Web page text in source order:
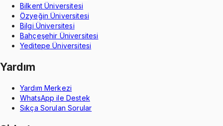
Bilkent Üniversitesi
Özyeğin Üniversitesi
Bilgi Üniversitesi
Bahçeşehir Üniversitesi
Yeditepe Üniversitesi
Yardım
Yardım Merkezi
WhatsApp ile Destek
Sıkça Sorulan Sorular